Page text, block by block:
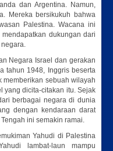
dan Argentina. Namun,
Mereka bersikukuh bahwa
Palestina. Wacana ini
dukungan dari
Negara Israel dan gerakan
tahun 1948, Inggris beserta
memberikan sebuah wilayah
yang dicita-citakan itu. Sejak
berbagai negara di dunia
dengan kendaraan darat
ini semakin ramai.
Yahudi di Palestina
lambat-laun mampu